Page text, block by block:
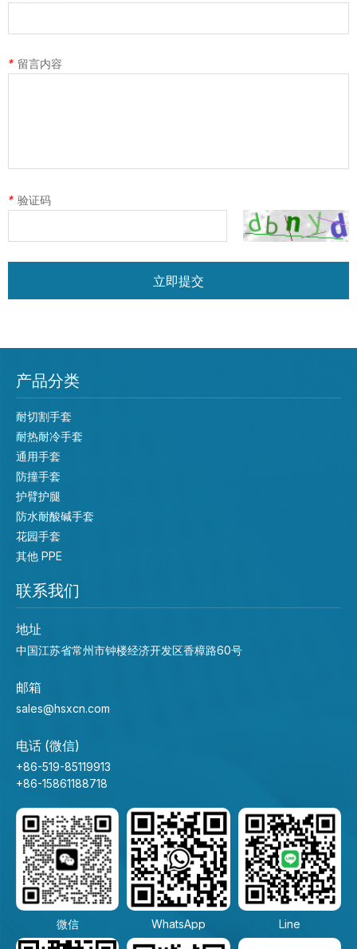
* 留言内容
* 验证码
立即提交
产品分类
耐切割手套
耐热耐冷手套
通用手套
防撞手套
护臂护腿
防水耐酸碱手套
花园手套
其他 PPE
联系我们
地址
中国江苏省常州市钟楼经济开发区香樟路60号
邮箱
sales@hsxcn.com
电话 (微信)
+86-519-85119913
+86-15861188718
微信 WhatsApp Line